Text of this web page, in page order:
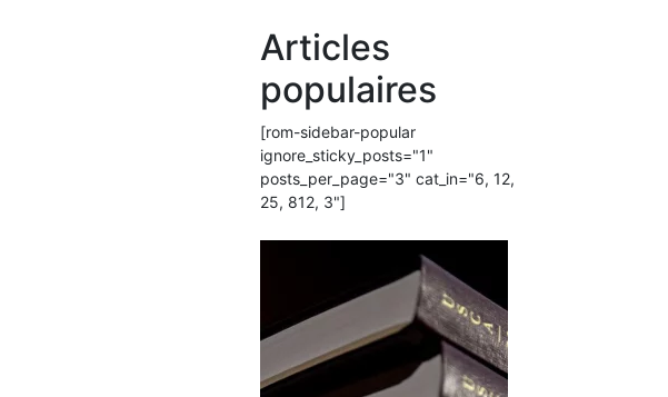
Articles
populaires
[rom-sidebar-popular
ignore_sticky_posts="1"
posts_per_page="3" cat_in="6, 12,
25, 812, 3"]